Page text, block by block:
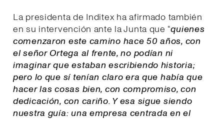
La presidenta de Inditex ha afirmado también
en su intervención ante la Junta que “quienes
comenzaron este camino hace 50 años, con
el señor Ortega al frente, no podían ni
imaginar que estaban escribiendo historia;
pero lo que sí tenían claro era que había que
hacer las cosas bien, con compromiso, con
dedicación, con cariño. Y esa sigue siendo
nuestra guía: una empresa centrada en el